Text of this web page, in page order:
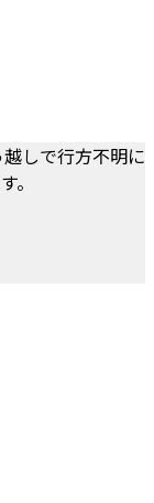
しで行方不明に
。